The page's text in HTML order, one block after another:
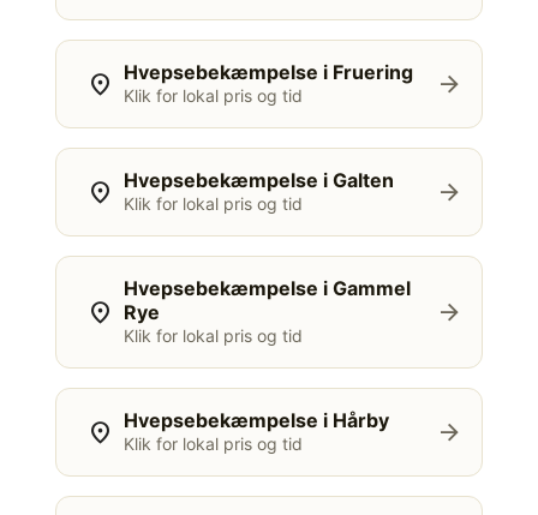
location_on Hvepsebekæmpelse i Fruering
Klik for lokal pris og tid arrow_forward
location_on Hvepsebekæmpelse i Galten
Klik for lokal pris og tid arrow_forward
location_on
Hvepsebekæmpelse i Gammel
Rye
Klik for lokal pris og tid
arrow_forward
location_on Hvepsebekæmpelse i Hårby
Klik for lokal pris og tid arrow_forward